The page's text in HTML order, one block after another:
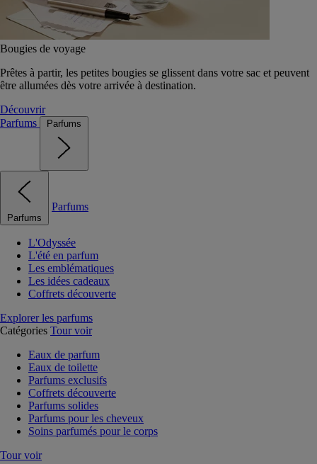
Bougies de voyage
Prêtes à partir, les petites bougies se glissent dans votre sac et peuvent
être allumées dès votre arrivée à destination.
Découvrir
Parfums
Parfums
Parfums
Parfums
L'Odyssée
L'été en parfum
Les emblématiques
Les idées cadeaux
Coffrets découverte
Explorer les parfums
Catégories Tour voir
Eaux de parfum
Eaux de toilette
Parfums exclusifs
Coffrets découverte
Parfums solides
Parfums pour les cheveux
Soins parfumés pour le corps
Tour voir